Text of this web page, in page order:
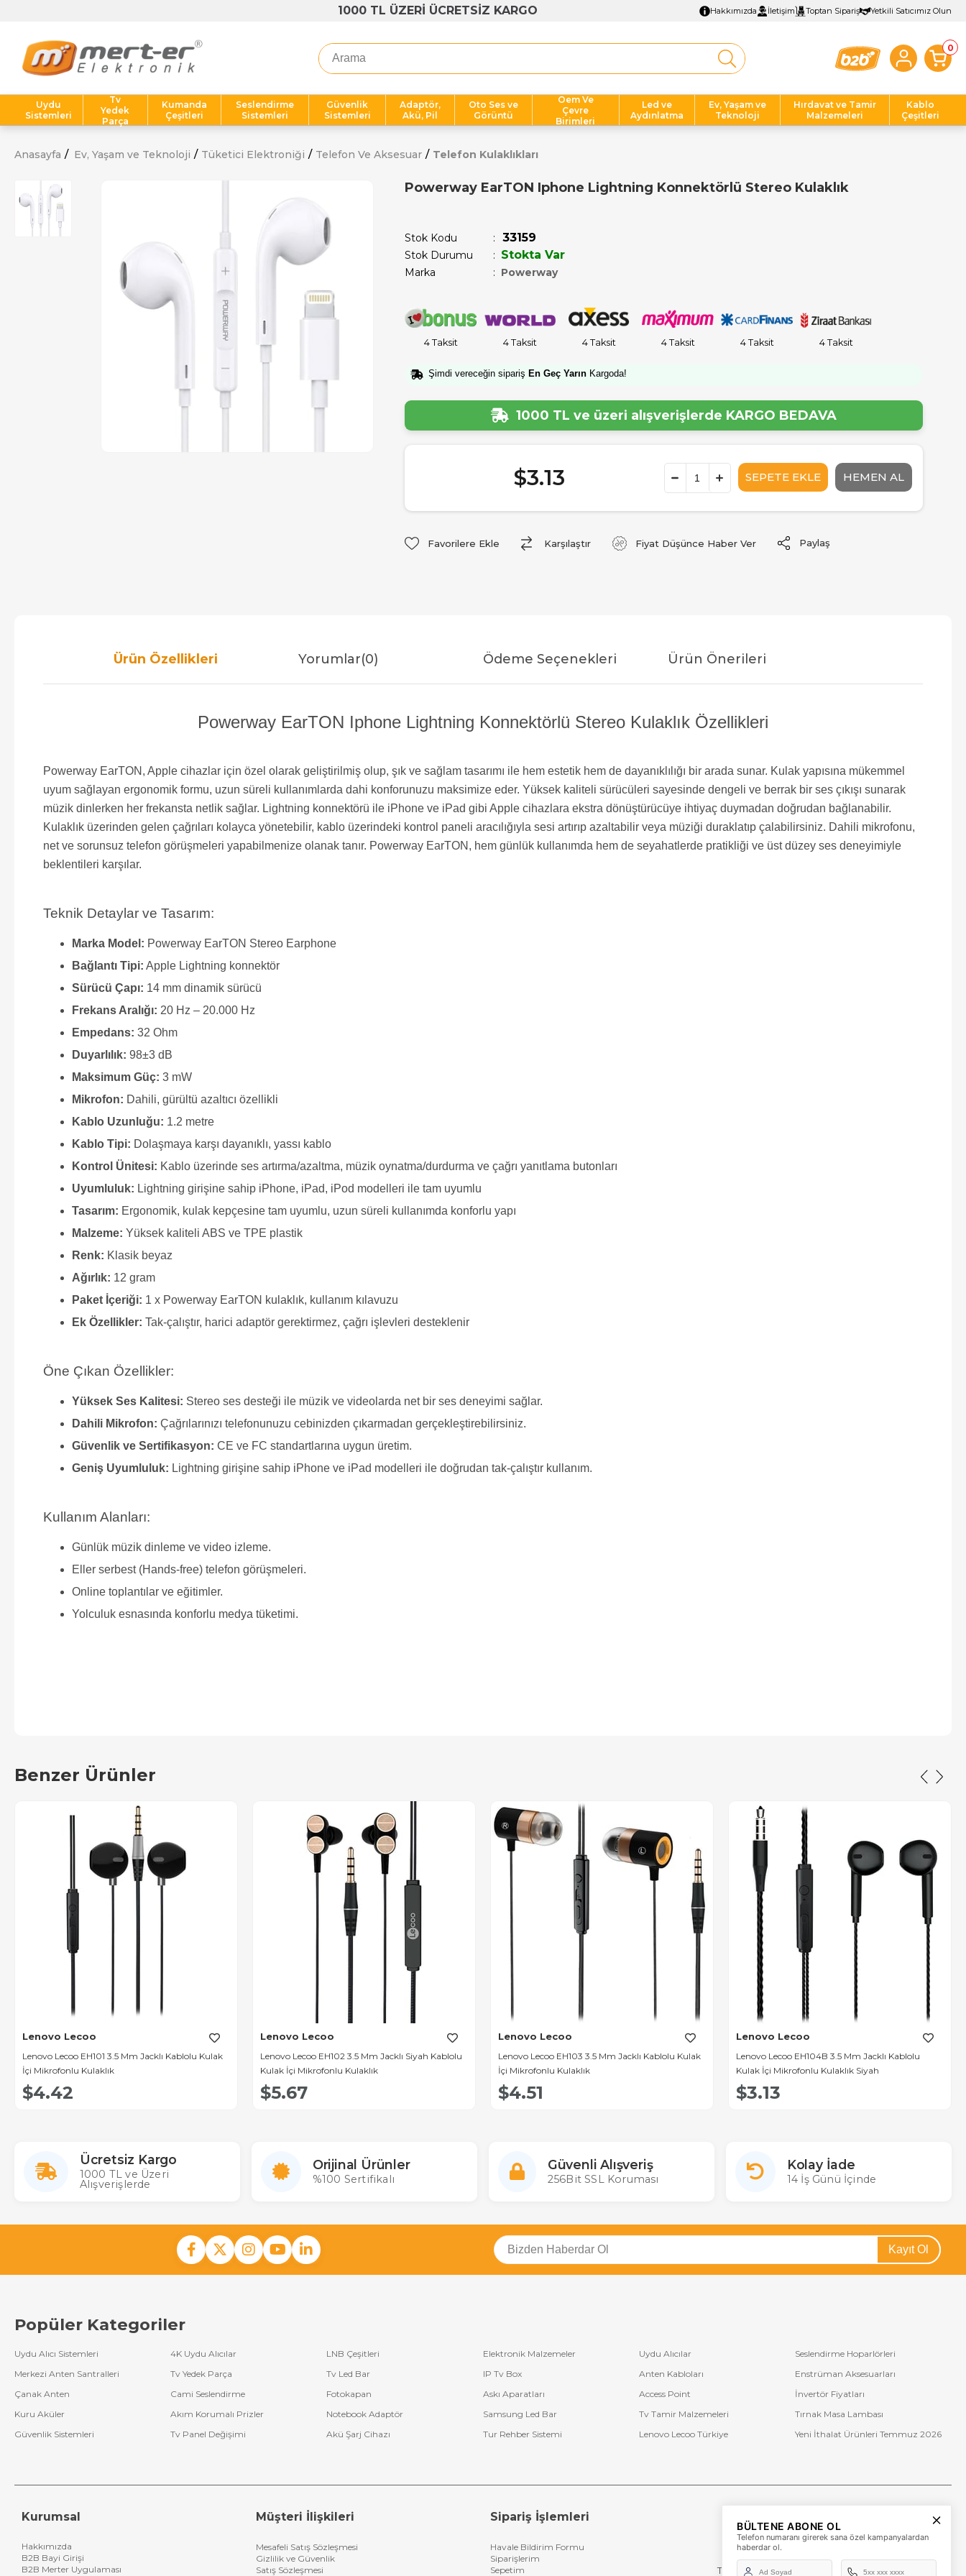
1000 TL ÜZERİ ÜCRETSİZ KARGO Hakkımızda İletişim Toptan Sipariş Yetkili Satıcımız Olun
0
Uydu
Sistemleri
Tv
Yedek
Parça
Kumanda
Çeşitleri
Seslendirme
Sistemleri
Güvenlik
Sistemleri
Adaptör,
Akü, Pil
Oto Ses ve
Görüntü
Oem Ve
Çevre
Birimleri
Led ve
Aydınlatma
Ev, Yaşam ve
Teknoloji
Hırdavat ve Tamir
Malzemeleri
Kablo
Çeşitleri
Anasayfa Ev, Yaşam ve Teknoloji Tüketici Elektroniği Telefon Ve Aksesuar Telefon Kulaklıkları
Powerway EarTON Iphone Lightning Konnektörlü Stereo Kulaklık
Stok Kodu 33159
Stok Durumu : Stokta Var
Marka : Powerway
4 Taksit 4 Taksit 4 Taksit 4 Taksit 4 Taksit 4 Taksit
Şimdi vereceğin sipariş En Geç Yarın Kargoda!
1000 TL ve üzeri alışverişlerde KARGO BEDAVA
$3.13
Favorilere Ekle Karşılaştır Fiyat Düşünce Haber Ver Paylaş
Ürün Özellikleri Yorumlar(0) Ödeme Seçenekleri Ürün Önerileri
Powerway EarTON Iphone Lightning Konnektörlü Stereo Kulaklık Özellikleri
Powerway EarTON, Apple cihazlar için özel olarak geliştirilmiş olup, şık ve sağlam tasarımı ile hem estetik hem de dayanıklılığı bir arada sunar. Kulak yapısına mükemmel
uyum sağlayan ergonomik formu, uzun süreli kullanımlarda dahi konforunuzu maksimize eder. Yüksek kaliteli sürücüleri sayesinde dengeli ve berrak bir ses çıkışı sunarak
müzik dinlerken her frekansta netlik sağlar. Lightning konnektörü ile iPhone ve iPad gibi Apple cihazlara ekstra dönüştürücüye ihtiyaç duymadan doğrudan bağlanabilir.
Kulaklık üzerinden gelen çağrıları kolayca yönetebilir, kablo üzerindeki kontrol paneli aracılığıyla sesi artırıp azaltabilir veya müziği duraklatıp çalabilirsiniz. Dahili mikrofonu,
net ve sorunsuz telefon görüşmeleri yapabilmenize olanak tanır. Powerway EarTON, hem günlük kullanımda hem de seyahatlerde pratikliği ve üst düzey ses deneyimiyle
beklentileri karşılar.
Teknik Detaylar ve Tasarım:
Marka Model: Powerway EarTON Stereo Earphone
Bağlantı Tipi: Apple Lightning konnektör
Sürücü Çapı: 14 mm dinamik sürücü
Frekans Aralığı: 20 Hz – 20.000 Hz
Empedans: 32 Ohm
Duyarlılık: 98±3 dB
Maksimum Güç: 3 mW
Mikrofon: Dahili, gürültü azaltıcı özellikli
Kablo Uzunluğu: 1.2 metre
Kablo Tipi: Dolaşmaya karşı dayanıklı, yassı kablo
Kontrol Ünitesi: Kablo üzerinde ses artırma/azaltma, müzik oynatma/durdurma ve çağrı yanıtlama butonları
Uyumluluk: Lightning girişine sahip iPhone, iPad, iPod modelleri ile tam uyumlu
Tasarım: Ergonomik, kulak kepçesine tam uyumlu, uzun süreli kullanımda konforlu yapı
Malzeme: Yüksek kaliteli ABS ve TPE plastik
Renk: Klasik beyaz
Ağırlık: 12 gram
Paket İçeriği: 1 x Powerway EarTON kulaklık, kullanım kılavuzu
Ek Özellikler: Tak-çalıştır, harici adaptör gerektirmez, çağrı işlevleri desteklenir
Öne Çıkan Özellikler:
Yüksek Ses Kalitesi: Stereo ses desteği ile müzik ve videolarda net bir ses deneyimi sağlar.
Dahili Mikrofon: Çağrılarınızı telefonunuzu cebinizden çıkarmadan gerçekleştirebilirsiniz.
Güvenlik ve Sertifikasyon: CE ve FC standartlarına uygun üretim.
Geniş Uyumluluk: Lightning girişine sahip iPhone ve iPad modelleri ile doğrudan tak-çalıştır kullanım.
Kullanım Alanları:
Günlük müzik dinleme ve video izleme.
Eller serbest (Hands-free) telefon görüşmeleri.
Online toplantılar ve eğitimler.
Yolculuk esnasında konforlu medya tüketimi.
Benzer Ürünler
Lenovo Lecoo
Lenovo Lecoo EH101 3.5 Mm Jacklı Kablolu Kulak
İçi Mikrofonlu Kulaklık
$4.42
Lenovo Lecoo
Lenovo Lecoo EH102 3.5 Mm Jacklı Siyah Kablolu
Kulak İçi Mikrofonlu Kulaklık
$5.67
Lenovo Lecoo
Lenovo Lecoo EH103 3.5 Mm Jacklı Kablolu Kulak
İçi Mikrofonlu Kulaklık
$4.51
Lenovo Lecoo
Lenovo Lecoo EH104B 3.5 Mm Jacklı Kablolu
Kulak İçi Mikrofonlu Kulaklık Siyah
$3.13
Ücretsiz Kargo
1000 TL ve Üzeri
Alışverişlerde
Orijinal Ürünler
%100 Sertifikalı
Güvenli Alışveriş
256Bit SSL Koruması
Kolay İade
14 İş Günü İçinde
Kayıt Ol
Popüler Kategoriler
Uydu Alıcı Sistemleri 4K Uydu Alıcılar LNB Çeşitleri Elektronik Malzemeler Uydu Alıcılar
Seslendirme Hoparlörleri
Merkezi Anten Santralleri
Tv Yedek Parça Tv Led Bar IP Tv Box Anten Kabloları
Enstrüman Aksesuarları
Çanak Anten
Cami Seslendirme Fotokapan Askı Aparatları Access Point
İnvertör Fiyatları
Kuru Aküler
Akım Korumalı Prizler Notebook Adaptör Samsung Led Bar Tv Tamir Malzemeleri
Tırnak Masa Lambası
Güvenlik Sistemleri
Tv Panel Değişimi Akü Şarj Cihazı Tur Rehber Sistemi Lenovo Lecoo Türkiye Yeni İthalat Ürünleri Temmuz 2026
Kurumsal
Hakkımızda
B2B Bayi Girişi
B2B Merter Uygulaması
Müşteri İlişkileri
Mesafeli Satış Sözleşmesi
Gizlilik ve Güvenlik
Satış Sözleşmesi
Sipariş İşlemleri
Havale Bildirim Formu
Siparişlerim
Sepetim
+90 (850) 473 08 08
Tevfik Bey Mah. Dr. Ali Demir Cd. No:51 Kat:2 Kobi İş
BÜLTENE ABONE OL
Telefon numaranı girerek sana özel kampanyalardan
haberdar ol.